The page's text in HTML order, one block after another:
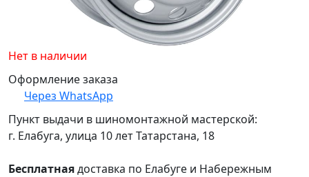
Нет в наличии
Оформление заказа
Через WhatsApp
Пункт выдачи в шиномонтажной мастерской:
г. Елабуга, улица 10 лет Татарстана, 18
Бесплатнаядоставка по Елабуге и Набережным